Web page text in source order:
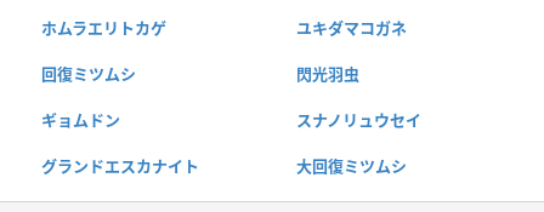
ホムラエリトカゲ ユキダマコガネ
回復ミツムシ 閃光羽虫
ギョムドン スナノリュウセイ
グランドエスカナイト 大回復ミツムシ